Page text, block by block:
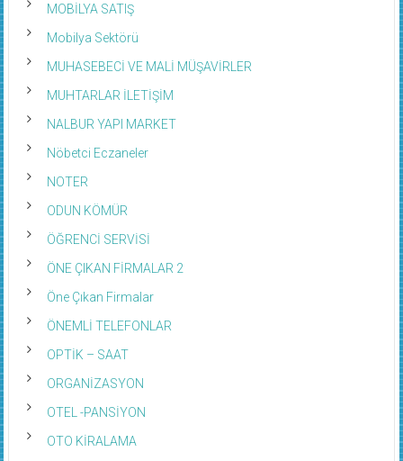
MOBİLYA SATIŞ
Mobilya Sektörü
MUHASEBECİ VE MALİ MÜŞAVİRLER
MUHTARLAR İLETİŞİM
NALBUR YAPI MARKET
Nöbetci Eczaneler
NOTER
ODUN KÖMÜR
ÖĞRENCİ SERVİSİ
ÖNE ÇIKAN FİRMALAR 2
Öne Çıkan Firmalar
ÖNEMLİ TELEFONLAR
OPTİK – SAAT
ORGANİZASYON
OTEL -PANSİYON
OTO KİRALAMA